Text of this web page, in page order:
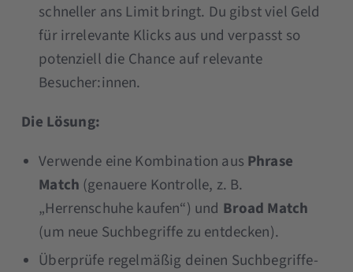
schneller ans Limit bringt. Du gibst viel Geld
für irrelevante Klicks aus und verpasst so
potenziell die Chance auf relevante
Besucher:innen.
Die Lösung:
Verwende eine Kombination aus Phrase
Match (genauere Kontrolle, z. B.
„Herrenschuhe kaufen“) und Broad Match
(um neue Suchbegriffe zu entdecken).
Überprüfe regelmäßig deinen Suchbegriffe-